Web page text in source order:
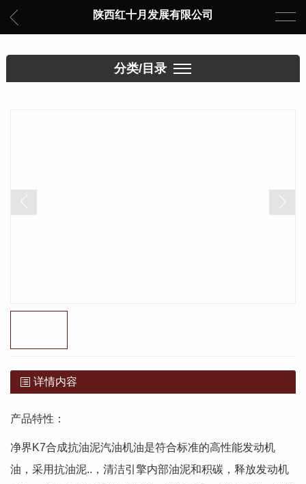
陕西红十月发展有限公司
分类/目录
详情内容
产品特性：
净界K7合成抗油泥汽油机油是符合标准的高性能发动机
油，采用抗油泥..，清洁引擎内部油泥和积碳，释放发动机